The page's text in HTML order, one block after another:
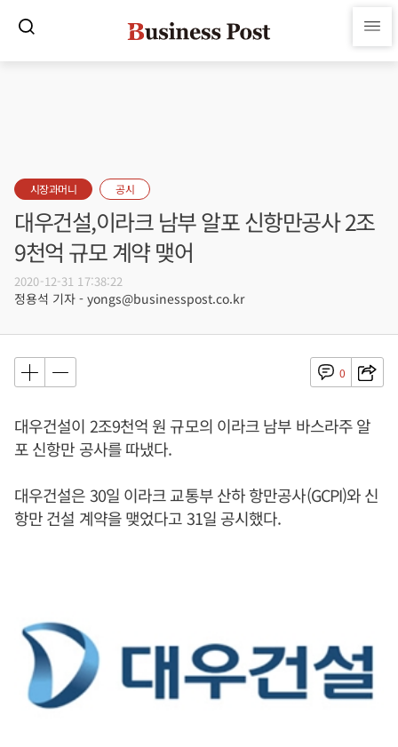
시장과머니 공시
대우건설,이라크 남부 알포 신항만공사 2조
9천억 규모 계약 맺어
2020-12-31 17:38:22
정용석 기자 - yongs@businesspost.co.kr
0
대우건설이 2조9천억 원 규모의 이라크 남부 바스라주 알
포 신항만 공사를 따냈다.
대우건설은 30일 이라크 교통부 산하 항만공사(GCPI)와 신
항만 건설 계약을 맺었다고 31일 공시했다.